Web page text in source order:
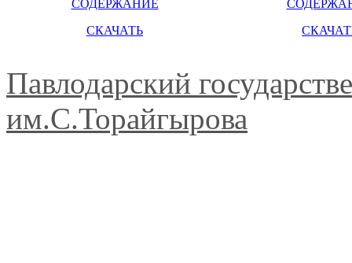
СОДЕРЖАНИЕ
СКАЧАТЬ
Павлодарский
им.С.Торайгырова